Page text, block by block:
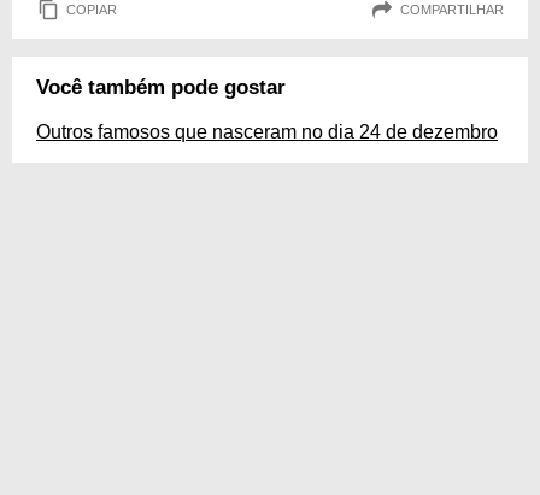
COPIAR COMPARTILHAR
Você também pode gostar
Outros famosos que nasceram no dia 24 de dezembro